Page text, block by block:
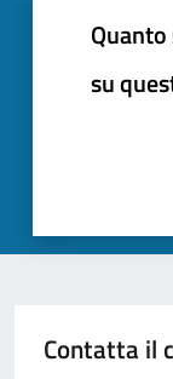
su
Contatta il